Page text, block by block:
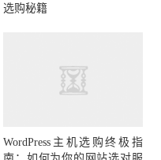
选购秘籍
WordPress主机选购终极指